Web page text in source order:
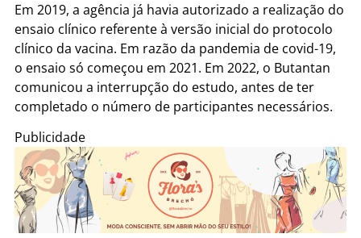
Em 2019, a agência já havia autorizado a realização do
ensaio clínico referente à versão inicial do protocolo
clínico da vacina. Em razão da pandemia de covid-19,
o ensaio só começou em 2021. Em 2022, o Butantan
comunicou a interrupção do estudo, antes de ter
completado o número de participantes necessários.
Publicidade